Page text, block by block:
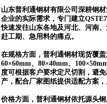
山东普利通钢材有限公司深耕钢
企业的实际需求，专门建立
快速发往山东各地及河北、河南
赶工期、急用料的痛点。
在规格方面，普利通钢材现货覆
60×60mm、80×40mm、
度可根据客户要求定尺切割，避
产，配合厂家图纸提供适配方案
价格方面，普利通钢材依托源头